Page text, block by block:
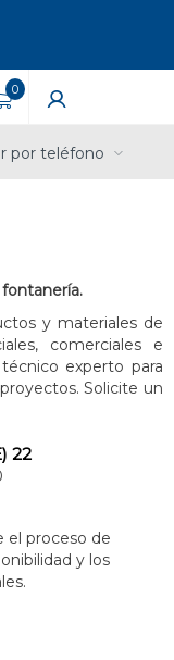
0
por teléfono
y materiales de
comerciales e
experto para
Solicite un
22
el proceso de
y los